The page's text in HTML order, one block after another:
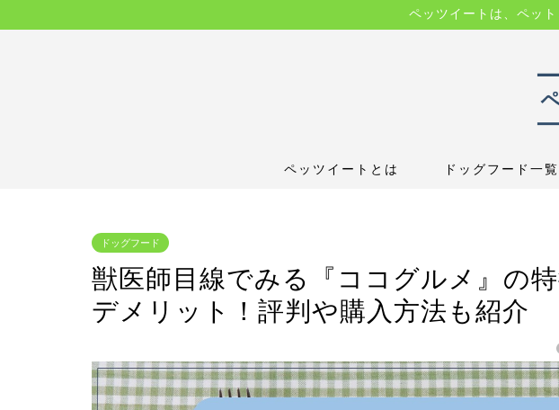
ペッツイートは、ペッ
ペッツイートとは ドッグフード一覧
ドッグフード
獣医師目線でみる『ココグルメ』の
デメリット！評判や購入方法も紹介